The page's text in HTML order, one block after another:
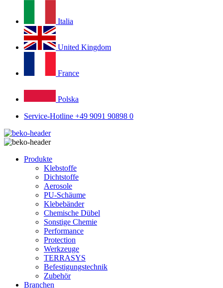
Italia
United Kingdom
France
Polska
Service-Hotline +49 9091 90898 0
Produkte
Klebstoffe
Dichtstoffe
Aerosole
PU-Schäume
Klebebänder
Chemische Dübel
Sonstige Chemie
Performance
Protection
Werkzeuge
TERRASYS
Befestigungstechnik
Zubehör
Branchen